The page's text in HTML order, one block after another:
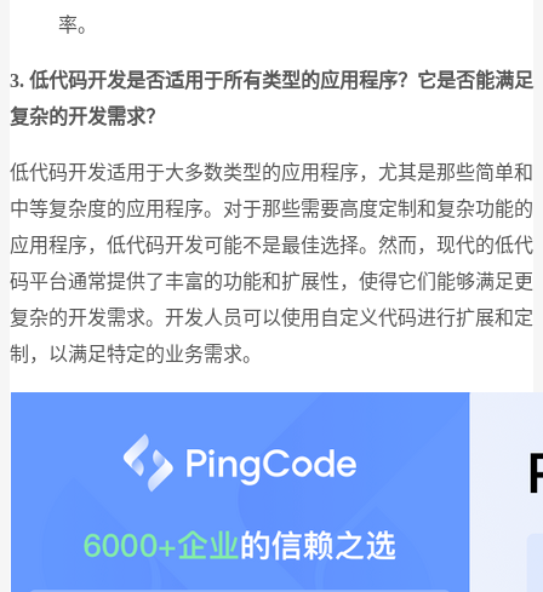
率。
3. 低代码开发是否适用于所有类型的应用程序？它是否能满足
复杂的开发需求？
低代码开发适用于大多数类型的应用程序，尤其是那些简单和
中等复杂度的应用程序。对于那些需要高度定制和复杂功能的
应用程序，低代码开发可能不是最佳选择。然而，现代的低代
码平台通常提供了丰富的功能和扩展性，使得它们能够满足更
复杂的开发需求。开发人员可以使用自定义代码进行扩展和定
制，以满足特定的业务需求。